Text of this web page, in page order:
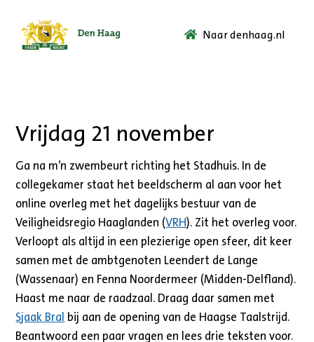
Ga
Naar denhaag.nl
Vrijdag 21 november
Ga na m’n zwembeurt richting het Stadhuis. In de
collegekamer staat het beeldscherm al aan voor het
online overleg met het dagelijks bestuur van de
Veiligheidsregio Haaglanden (VRH). Zit het overleg voor.
Verloopt als altijd in een plezierige open sfeer, dit keer
samen met de ambtgenoten Leendert de Lange
(Wassenaar) en Fenna Noordermeer (Midden-Delfland).
Haast me naar de raadzaal. Draag daar samen met
Sjaak Bral bij aan de opening van de Haagse Taalstrijd.
Beantwoord een paar vragen en lees drie teksten voor.